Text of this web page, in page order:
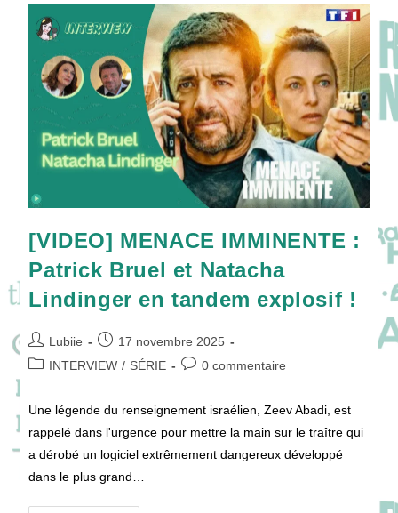
Et
Vincent
Elbaz
Hantés
Par
BELPHÉGHOR
!
[VIDEO] MENACE IMMINENTE :
Patrick Bruel et Natacha
Lindinger en tandem explosif !
Auteur/autrice
de
Lubiie
Publication
publiée :
17 novembre 2025
PostINTERVIEW / SÉRIE
Commentaires
0 commentaire
Une légende du renseignement israélien, Zeev Abadi, est
rappelé dans l'urgence pour mettre la main sur le traître qui
a dérobé un logiciel extrêmement dangereux développé
dans le plus grand…